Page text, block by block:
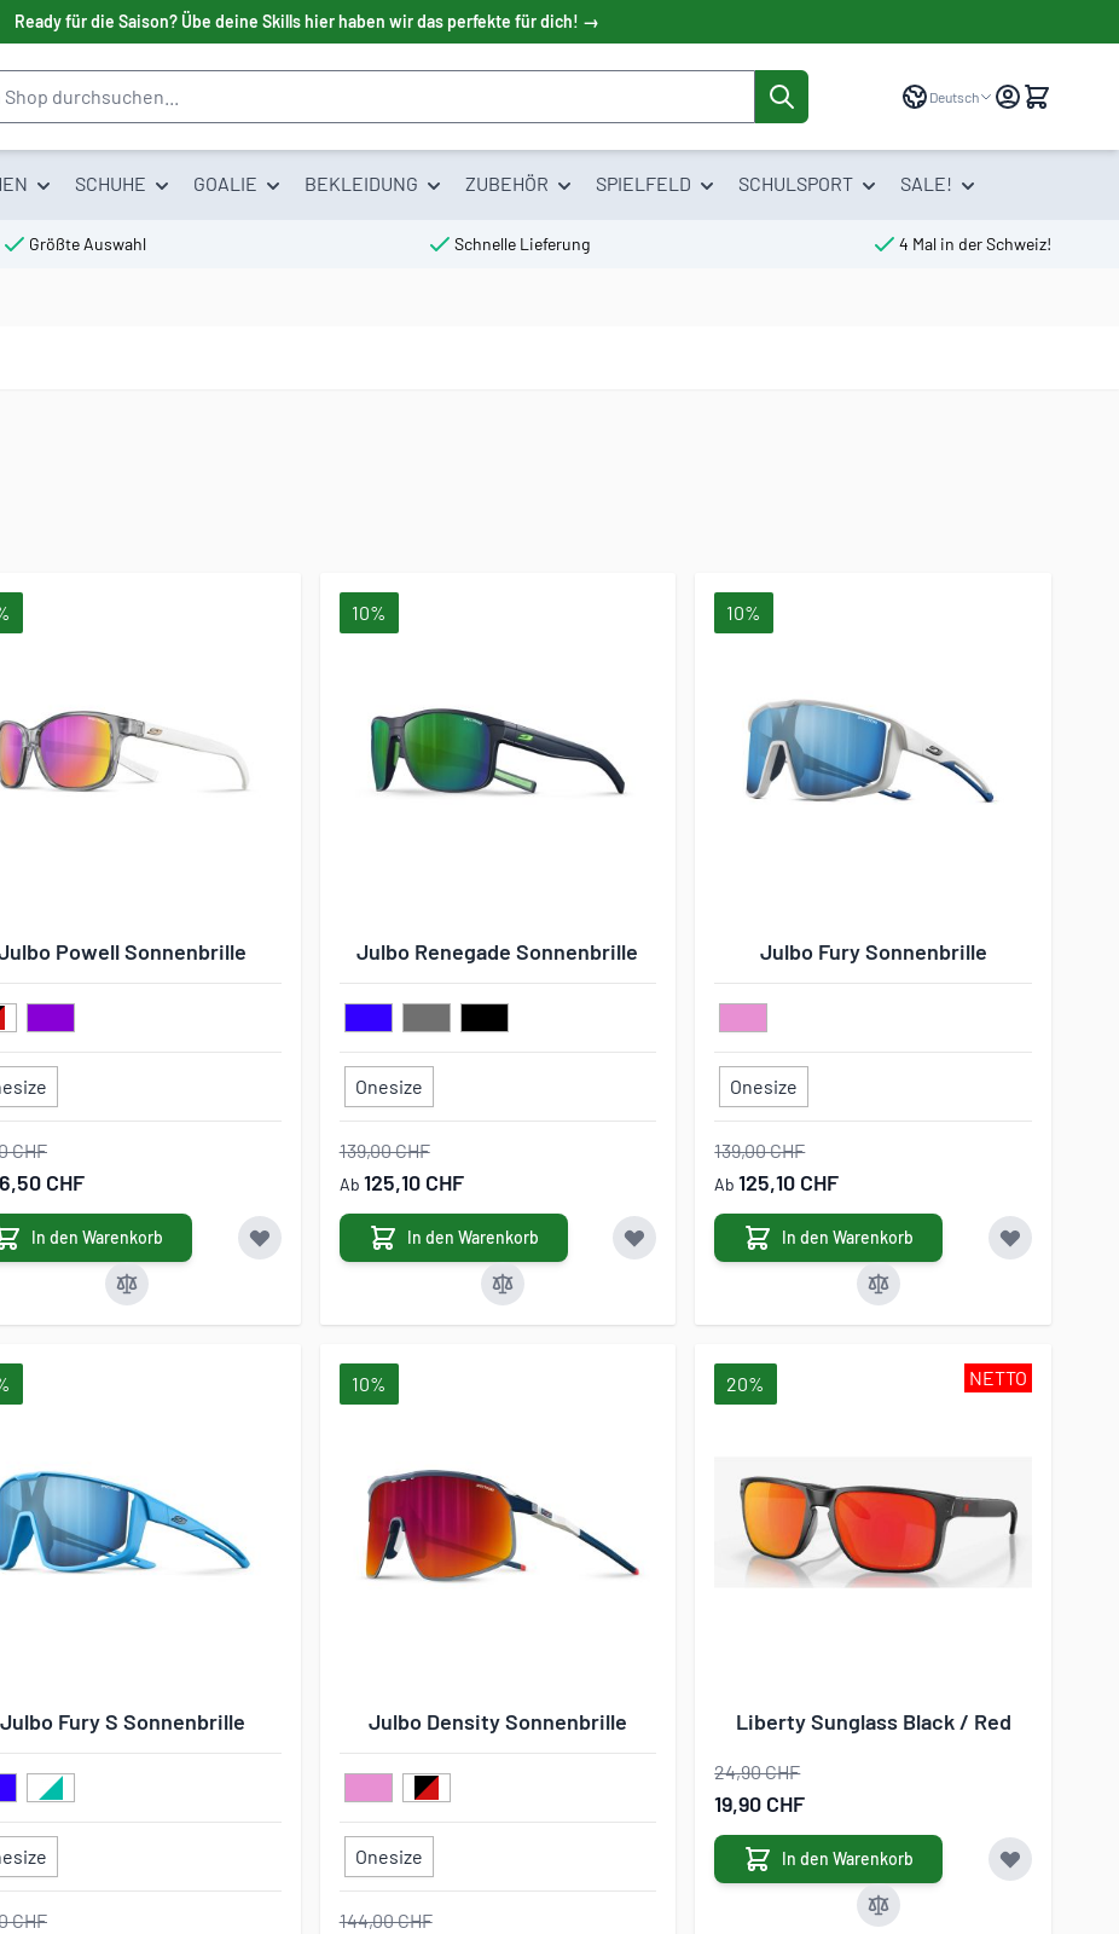
Ready für die Saison? Übe deine Skills hier haben wir das perfekte für dich! →
Sprache
Deutsch
SCHUHE GOALIE BEKLEIDUNG ZUBEHÖR SPIELFELD SCHULSPORT SALE!
Größte Auswahl Schnelle Lieferung 4 Mal in der Schweiz!
Powell Sonnenbrille
CHF
CHF
In den Warenkorb
10%
Julbo Renegade Sonnenbrille
Onesize
139,00 CHF
Ab 125,10 CHF
In den Warenkorb
10%
Julbo Fury Sonnenbrille
Onesize
139,00 CHF
Ab 125,10 CHF
In den Warenkorb
Julbo Fury S Sonnenbrille
CHF
10%
Julbo Density Sonnenbrille
Onesize
144,00 CHF
NETTO
20%
Liberty Sunglass Black / Red
24,90 CHF
Sonderangebot
19,90 CHF
In den Warenkorb